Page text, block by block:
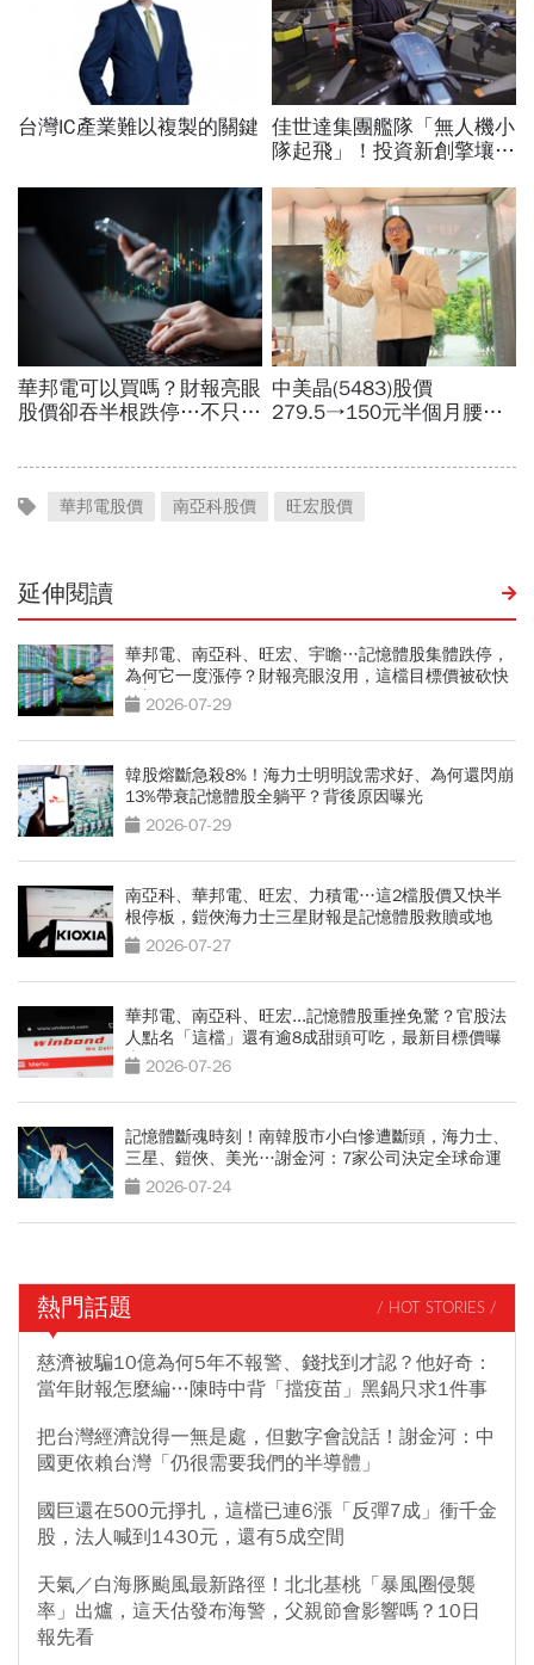
華邦電股價 南亞科股價 旺宏股價
延伸閱讀
華邦電、南亞科、旺宏、宇瞻…記憶體股集體跌停，
為何它一度漲停？財報亮眼沒用，這檔目標價被砍快
3成2026-07-29
韓股熔斷急殺8%！海力士明明說需求好、為何還閃崩
13%帶衰記憶體股全躺平？背後原因曝光
2026-07-29
南亞科、華邦電、旺宏、力積電…這2檔股價又快半
根停板，鎧俠海力士三星財報是記憶體股救贖或地
獄？2026-07-27
華邦電、南亞科、旺宏...記憶體股重挫免驚？官股法
人點名「這檔」還有逾8成甜頭可吃，最新目標價曝
光 2026-07-26
記憶體斷魂時刻！南韓股市小白慘遭斷頭，海力士、
三星、鎧俠、美光…謝金河：7家公司決定全球命運
2026-07-24
熱門話題 / HOT STORIES /
慈濟被騙10億為何5年不報警、錢找到才認？他好奇：
當年財報怎麼編…陳時中背「擋疫苗」黑鍋只求1件事
把台灣經濟說得一無是處，但數字會說話！謝金河：中
國更依賴台灣「仍很需要我們的半導體」
國巨還在500元掙扎，這檔已連6漲「反彈7成」衝千金
股，法人喊到1430元，還有5成空間
天氣／白海豚颱風最新路徑！北北基桃「暴風圈侵襲
率」出爐，這天估發布海警，父親節會影響嗎？10日
報先看